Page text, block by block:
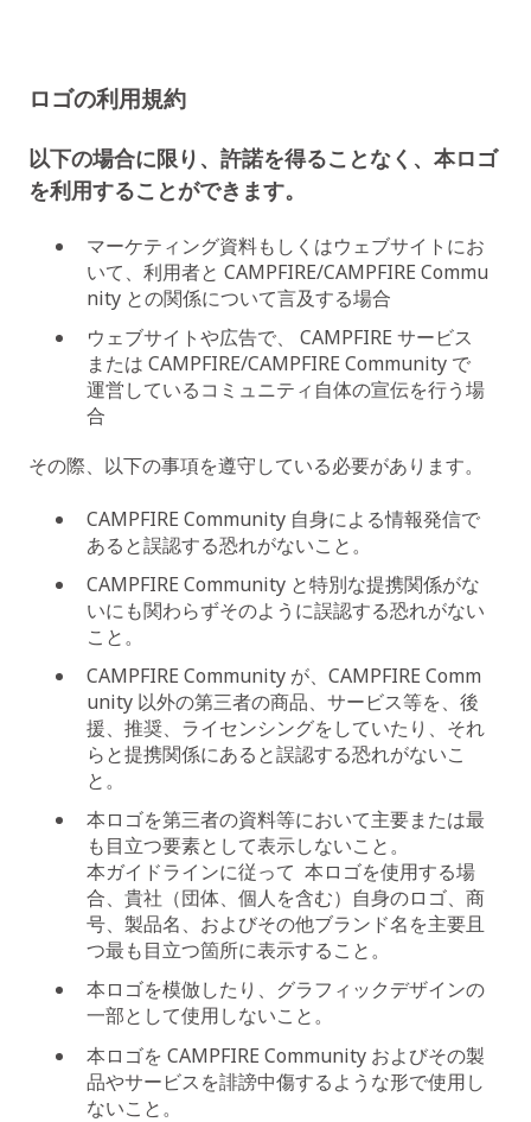
ロゴの利用規約
以下の場合に限り、許諾を得ることなく、本ロゴ
を利用することができます。
マーケティング資料もしくはウェブサイトにお
いて、利用者と CAMPFIRE/CAMPFIRE Commu
nity との関係について言及する場合
ウェブサイトや広告で、 CAMPFIRE サービス
または CAMPFIRE/CAMPFIRE Community で
運営しているコミュニティ自体の宣伝を行う場
合
その際、以下の事項を遵守している必要があります。
CAMPFIRE Community 自身による情報発信で
あると誤認する恐れがないこと。
CAMPFIRE Community と特別な提携関係がな
いにも関わらずそのように誤認する恐れがない
こと。
CAMPFIRE Community が、CAMPFIRE Comm
unity 以外の第三者の商品、サービス等を、後
援、推奨、ライセンシングをしていたり、それ
らと提携関係にあると誤認する恐れがないこ
と。
本ロゴを第三者の資料等において主要または最
も目立つ要素として表示しないこと。
本ガイドラインに従って 本ロゴを使用する場
合、貴社（団体、個人を含む）自身のロゴ、商
号、製品名、およびその他ブランド名を主要且
つ最も目立つ箇所に表示すること。
本ロゴを模倣したり、グラフィックデザインの
一部として使用しないこと。
本ロゴを CAMPFIRE Community およびその製
品やサービスを誹謗中傷するような形で使用し
ないこと。